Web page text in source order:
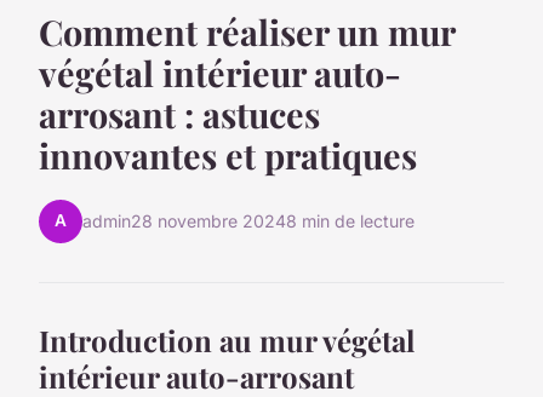
Comment réaliser un mur
végétal intérieur auto-
arrosant : astuces
innovantes et pratiques
A admin28 novembre 20248 min de lecture
Introduction au mur végétal
intérieur auto-arrosant